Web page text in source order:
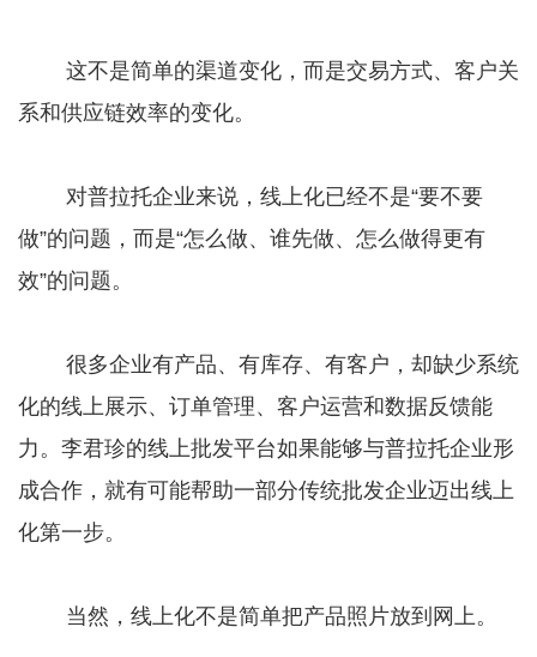
这不是简单的渠道变化，而是交易方式、客户关
系和供应链效率的变化。
对普拉托企业来说，线上化已经不是“要不要
做”的问题，而是“怎么做、谁先做、怎么做得更有
效”的问题。
很多企业有产品、有库存、有客户，却缺少系统
化的线上展示、订单管理、客户运营和数据反馈能
力。李君珍的线上批发平台如果能够与普拉托企业形
成合作，就有可能帮助一部分传统批发企业迈出线上
化第一步。
当然，线上化不是简单把产品照片放到网上。